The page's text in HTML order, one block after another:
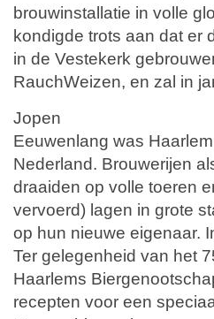
brouwinstallatie in volle
kondigde trots aan dat er
in de Vestekerk
RauchWeizen, en zal in
Jopen
Eeuwenlang was
Nederland. Brouwerijen
draaiden op volle toeren
vervoerd) lagen in grote
op hun nieuwe eigenaar.
Ter gelegenheid van het
Haarlems
recepten voor een